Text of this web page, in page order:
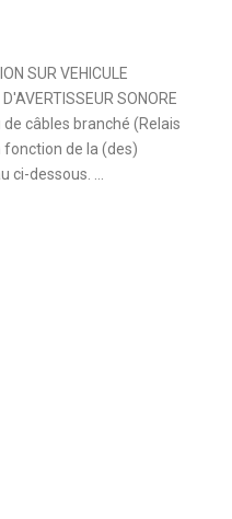
SUR VEHICULE
SONORE
câbles branché (Relais
fonction de la (des)
dessous. ...